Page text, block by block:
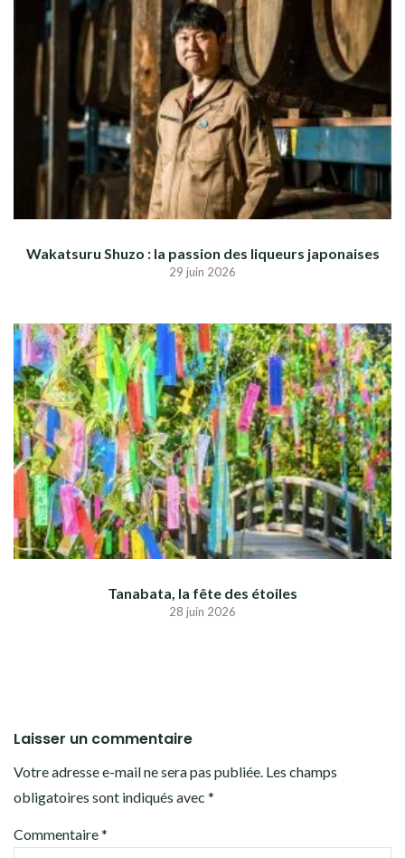
Wakatsuru Shuzo : la passion des liqueurs japonaises
29 juin 2026
Tanabata, la fête des étoiles
28 juin 2026
Laisser un commentaire
Votre adresse e-mail ne sera pas publiée. Les champs
obligatoires sont indiqués avec *
Commentaire*